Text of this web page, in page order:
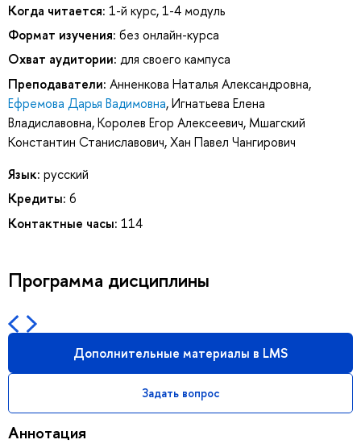
Когда читается: 1-й курс, 1-4 модуль
Формат изучения: без онлайн-курса
Охват аудитории: для своего кампуса
Преподаватели: Анненкова Наталья Александровна,
Ефремова Дарья Вадимовна,Игнатьева Елена
Владиславовна,Королев Егор Алексеевич, Мшагский
Константин Станиславович,Хан Павел Чангирович
Язык: русский
Кредиты: 6
Контактные часы: 114
Программа дисциплины
Дополнительные материалы в LMS
Задать вопрос
Аннотация